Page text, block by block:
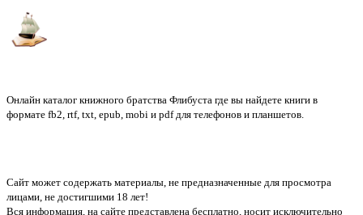
Онлайн каталог книжного братства Флибуста где вы найдете книги в
формате fb2, rtf, txt, epub, mobi и pdf для телефонов и планшетов.
Сайт может содержать материалы, не предназначенные для просмотра
лицами, не достигшими 18 лет!
Вся информация, на сайте представлена бесплатно, носит исключительно